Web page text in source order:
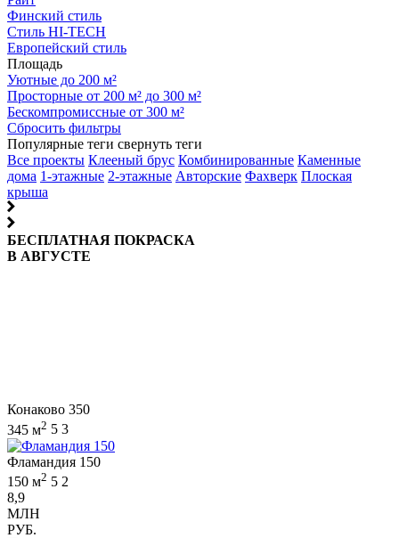
Финский стиль
Стиль HI-TECH
Европейский стиль
Площадь
Уютные до 200 м²
Просторные от 200 м² до 300 м²
Бескомпромиссные от 300 м²
Сбросить фильтры
Популярные теги свернуть теги
Все проекты Клееный брус Комбинированные Каменные
дома 1-этажные 2-этажные Авторские Фахверк Плоская
крыша
БЕСПЛАТНАЯ ПОКРАСКА
В АВГУСТЕ
Конаково 350
345 м2 5 3
Фламандия 150
150 м2 5 2
8,9
МЛН
РУБ.